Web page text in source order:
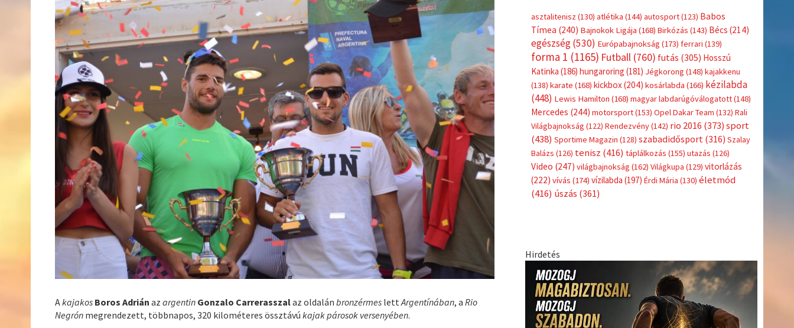
Akajakos Boros Adrián azargentin Gonzalo Carrerasszalaz oldalánbronzérmes lettArgentínában, aRio
Negrón megrendezett, többnapos, 320 kilométeres össztávúkajak párosok versenyében.
asztalitenisz (130) atlétika (144) autosport(123) Babos
Tímea (240) Bajnokok Ligája (168) Birkózás (143) Bécs (214)
egészség(530) Európabajnokság (173) ferrari (139)
forma 1 (1165) Futball(760) futás (305) Hosszú
Katinka (186) hungaroring (181) Jégkorong (148) kajakkenu
(138) karate (168) kickbox(204) kosárlabda (166) kézilabda
(448) Lewis Hamilton (168) magyar labdarúgóválogatott(148)
Mercedes (244) motorsport(153) Opel Dakar Team (132) Rali
Világbajnokság (122) Rendezvény(142) rio 2016 (373) sport
(438) Sportime Magazin (128) szabadidősport (316) Szalay
Balázs (126) tenisz (416) táplálkozás (155) utazás (126)
Video (247) világbajnokság (162) Világkupa (129) vitorlázás
(222) vívás (174) vízilabda (197) Érdi Mária (130) életmód
(416) úszás (361)
Hirdetés